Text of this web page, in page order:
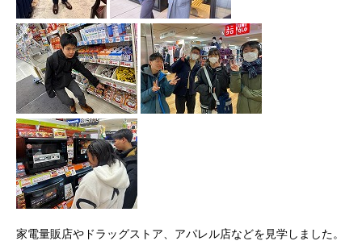
家電量販店やドラッグストア、アパレル店などを見学しました。